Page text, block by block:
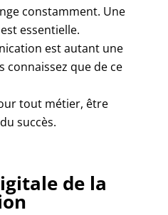
constamment. Une
essentielle.
est autant une
connaissez que de ce
tout métier, être
succès.
de la